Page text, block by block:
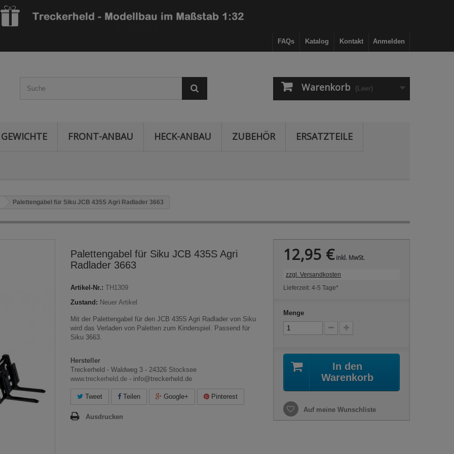
Anmelden
Kontakt
Katalog
FAQs
Warenkorb (Leer)
GEWICHTE FRONT-ANBAU HECK-ANBAU ZUBEHÖR ERSATZTEILE
Palettengabel für Siku JCB 435S Agri Radlader 3663
Palettengabel für Siku JCB 435S Agri
Radlader 3663
Artikel-Nr.: TH1309
Zustand: Neuer Artikel
Mit der Palettengabel für den JCB 435S Agri Radlader von Siku
wird das Verladen von Paletten zum Kinderspiel. Passend für
Siku 3663.
Hersteller
Treckerheld - Waldweg 3 - 24326 Stocksee
www.treckerheld.de - info@treckerheld.de
Tweet Teilen Google+ Pinterest
Ausdrucken
12,95 €inkl. MwSt.
zzgl. Versandkosten
Lieferzeit: 4-5 Tage*
Menge
In den
Warenkorb
Auf meine Wunschliste